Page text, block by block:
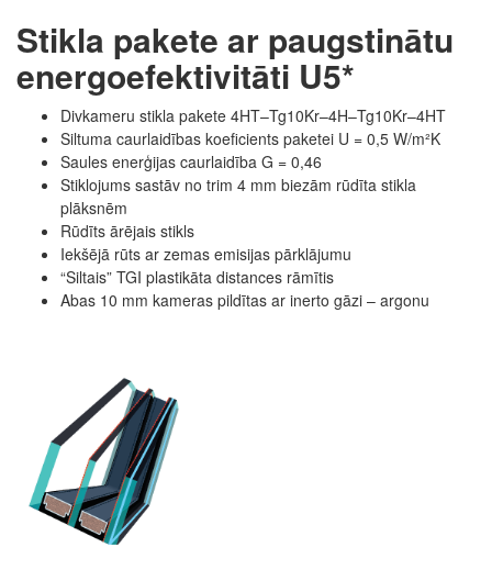
Stikla pakete ar paugstinātu
energoefektivitāti U5*
Divkameru stikla pakete 4HT–Tg10Kr–4H–Tg10Kr–4HT
Siltuma caurlaidības koeficients paketei U = 0,5 W/m²K
Saules enerģijas caurlaidība G = 0,46
Stiklojums sastāv no trim 4 mm biezām rūdīta stikla
plāksnēm
Rūdīts ārējais stikls
Iekšējā rūts ar zemas emisijas pārklājumu
“Siltais” TGI plastikāta distances rāmītis
Abas 10 mm kameras pildītas ar inerto gāzi – argonu